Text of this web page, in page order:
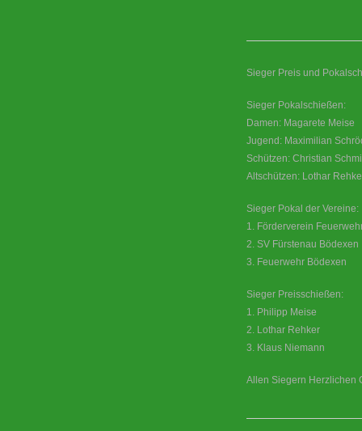
Sieger Preis und
Sieger Pokalschießen:
Damen: Magarete Meise
Jugend: Maximilian
Schützen: Christian
Altschützen: Lothar
Sieger Pokal der Vereine:
1. Förderverein
2. SV Fürstenau Bödexen
3. Feuerwehr Bödexen
Sieger Preisschießen:
1. Philipp Meise
2. Lothar Rehker
3. Klaus Niemann
Allen Siegern Herzlichen